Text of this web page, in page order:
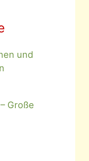
und
Große